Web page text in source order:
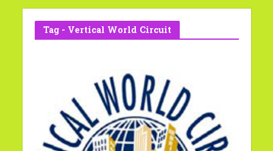
Tag - Vertical World Circuit